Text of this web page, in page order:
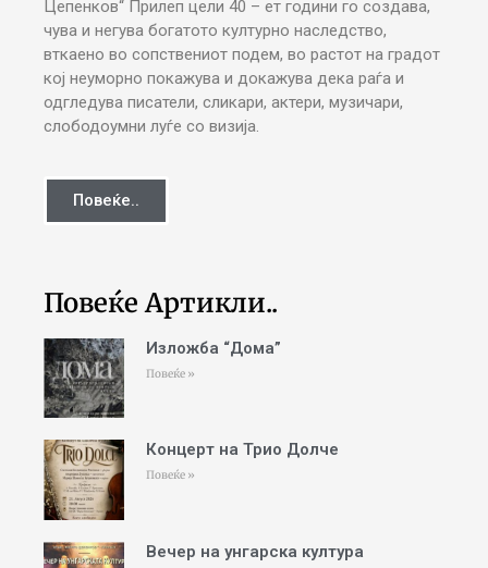
Цепенков“ Прилеп цели 40 – ет години го создава,
чува и негува богатото културно наследство,
вткаено во сопствениот подем, во растот на градот
кој неуморно покажува и докажува дека раѓа и
одгледува писатели, сликари, актери, музичари,
слободоумни луѓе со визија.
Повеќе..
Повеќе Артикли..
Изложба “Дома”
Повеќе »
Концерт на Трио Долче
Повеќе »
Вечер на унгарска култура